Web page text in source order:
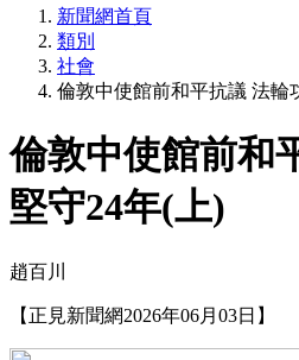
新聞網首頁
類別
社會
倫敦中使館前和平抗議 法輪
倫敦中使館前和
堅守24年(上)
趙百川
【正見新聞網2026年06月03日】